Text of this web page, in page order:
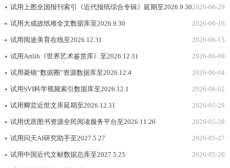
试用上图全国报刊索引《近代报纸综合专辑》延期至2026.9.302026-06-29
试用大成故纸堆全文数据库至2026.9.30 2026-06-16
试用阅途美育在线至2026.12.31 2026-06-15
试用Artlib《世界艺术鉴赏库》至2026.12.31 2026-06-09
试用菱镜“数据圈”资源数据库至2026.12.4 2026-06-04
试用SVI科学视频索引数据库至2026.12.1 2026-06-02
试用卿芸近世文库延期至2026.12.31 2026-05-28
试用优质图书资源全民阅读服务平台至2026.11.26 2026-05-28
试用问天AI研究助手至2027.5.27 2026-05-27
试用中国近代文献数据总库至2027.5.25 2026-05-26